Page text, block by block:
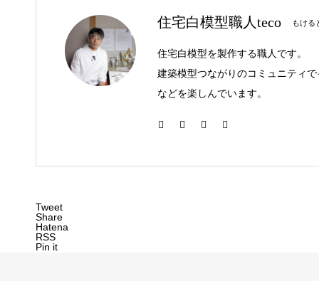
住宅白模型職人teco もける
住宅白模型を製作する職人です。
建築模型つながりのコミュニティ
などを楽しんでいます。
Tweet
Share
Hatena
RSS
Pin it